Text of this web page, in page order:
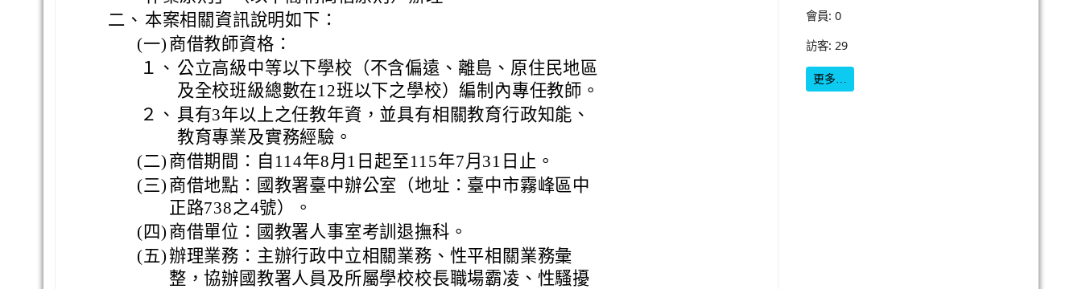
二、 本案相關資訊說明如下：
(一) 商借教師資格：
１、 公立高級中等以下學校（不含偏遠、離島、原住民地區
及全校班級總數在12班以下之學校）編制內專任教師。
２、 具有3年以上之任教年資，並具有相關教育行政知能、
教育專業及實務經驗。
(二) 商借期間：自114年8月1日起至115年7月31日止。
(三) 商借地點：國教署臺中辦公室（地址：臺中市霧峰區中
正路738之4號）。
(四) 商借單位：國教署人事室考訓退撫科。
(五)辦理業務：主辦行政中立相關業務、性平相關業務彙
整，協辦國教署人員及所屬學校校長職場霸凌、性騷擾
會員: 0
訪客: 29
更多…